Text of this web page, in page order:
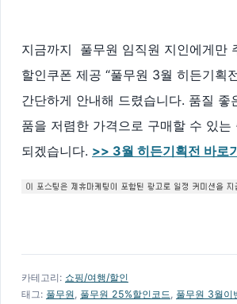
지금까지 풀무원 임직원 지인에게만
할인쿠폰 제공 “풀무원 3월 히든기획
간단하게 안내해 드렸습니다. 품질 좋
품을 저렴한 가격으로 구매할 수 있는
되겠습니다. >> 3월 히든기획전 바로
카테고리: 쇼핑/여행/할인
태그: 풀무원, 풀무원 25%할인코드, 풀무원 3월이